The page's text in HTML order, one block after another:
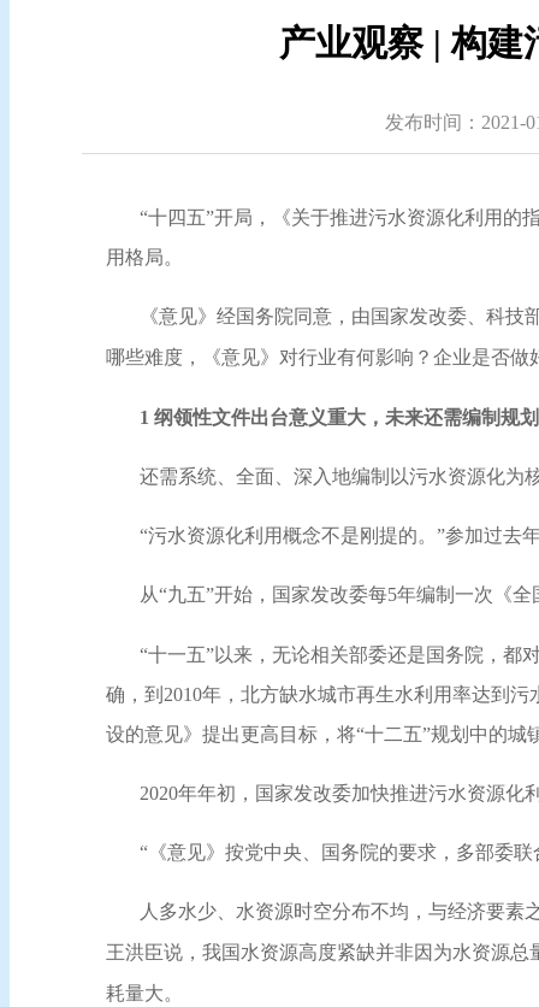
产业观察 | 构
发布时间：2021-
“十四五”开局，《关于推进污水资源化利用的
用格局。
《意见》经国务院同意，由国家发改委、科技
哪些难度，《意见》对行业有何影响？企业是否
1 纲领性文件出台意义重大，未来还需编制规划
还需系统、全面、深入地编制以污水资源化为
“污水资源化利用概念不是刚提的。”参加过去
从“九五”开始，国家发改委每5年编制一次《
“十一五”以来，无论相关部委还是国务院，都
确，到2010年，北方缺水城市再生水利用率达到
设的意见》提出更高目标，将“十二五”规划中的城
2020年年初，国家发改委加快推进污水资源
“《意见》按党中央、国务院的要求，多部委
人多水少、水资源时空分布不均，与经济要
王洪臣说，我国水资源高度紧缺并非因为水资源
耗量大。